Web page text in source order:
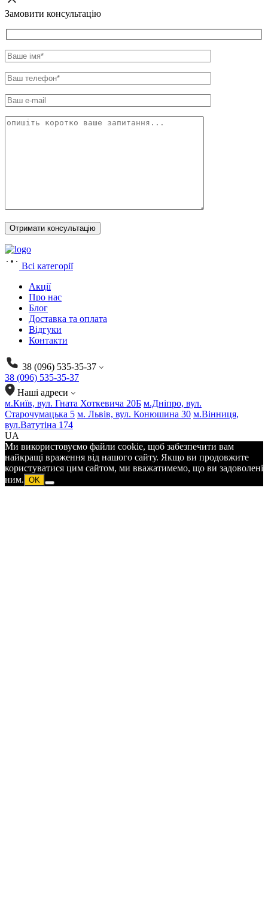
Замовити консультацію
Всі категорії
Акції
Про нас
Блог
Доставка та оплата
Відгуки
Контакти
38 (096) 535-35-37
38 (096) 535-35-37
Наші адреси
м.Київ, вул. Гната Хоткевича 20Б м.Дніпро, вул.
Старочумацька 5 м. Львів, вул. Конюшина 30 м.Вінниця,
вул.Ватутіна 174
UA
Ми використовуємо файли cookie, щоб забезпечити вам
найкращі враження від нашого сайту. Якщо ви продовжите
користуватися цим сайтом, ми вважатимемо, що ви задоволені
ним. OK